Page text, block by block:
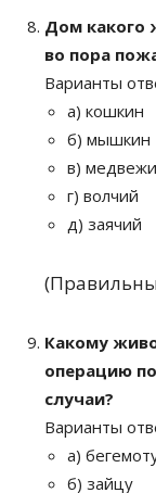
Дом какого
во пора
Варианты
а) кошкин
б) мышкин
в)
г) волчий
д) заячий
Какому
операцию
случаи?
Варианты
а)
б) зайцу